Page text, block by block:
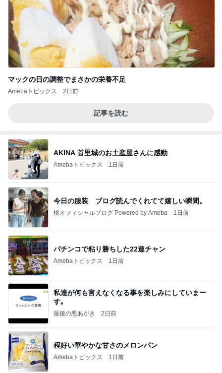
マックの日の調整でまさかの栄養不足
Amebaトピックス 2日前
記事を読む
AKINA 首里城のお土産屋さんに感動
Amebaトピックス 1日前
今日の服装 ブログ読んでくれてて嬉しい瞬間。
桃オフィシャルブログ Powered by Ameba 1日前
パチンコで粘り勝ちした22連チャン
Amebaトピックス 1日前
私達が何も言えなくなる事を楽しみにしていまー
す｡
最後の悪あがき 2日前
程好い華やかな甘さのメロンパン
Amebaトピックス 1日前